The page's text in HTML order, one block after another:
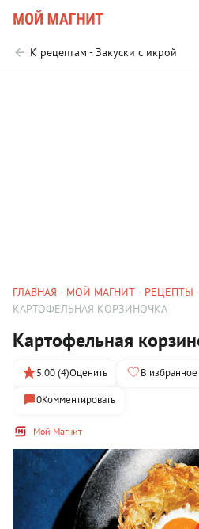
К рецептам - Закуски с икрой
ГЛАВНАЯ МОЙ МАГНИТ РЕЦЕПТЫ
КАРТОФЕЛЬНАЯ КОРЗИНОЧКА
Картофельная
Мой Магнит
5.00 (4)Оценить В избранное
0Комментировать